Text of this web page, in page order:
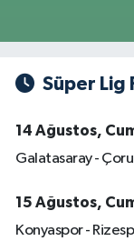
Süper Lig
14 Ağustos,
Galatasaray -
15 Ağustos,
Konyaspor -